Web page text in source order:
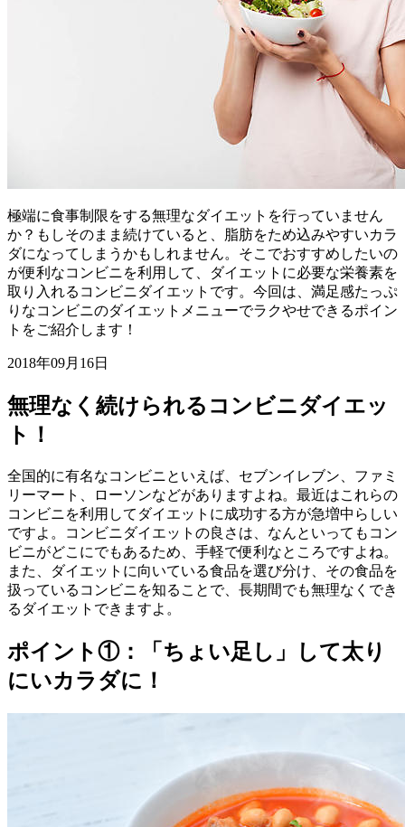
極端に食事制限をする無理なダイエットを行っていません
か？もしそのまま続けていると、脂肪をため込みやすいカラ
ダになってしまうかもしれません。そこでおすすめしたいの
が便利なコンビニを利用して、ダイエットに必要な栄養素を
取り入れるコンビニダイエットです。今回は、満足感たっぷ
りなコンビニのダイエットメニューでラクやせできるポイン
トをご紹介します！
2018年09月16日
無理なく続けられるコンビニダイエッ
ト！
全国的に有名なコンビニといえば、セブンイレブン、ファミ
リーマート、ローソンなどがありますよね。最近はこれらの
コンビニを利用してダイエットに成功する方が急増中らしい
ですよ。コンビニダイエットの良さは、なんといってもコン
ビニがどこにでもあるため、手軽で便利なところですよね。
また、ダイエットに向いている食品を選び分け、その食品を
扱っているコンビニを知ることで、長期間でも無理なくでき
るダイエットできますよ。
ポイント①：「ちょい足し」して太り
にいカラダに！